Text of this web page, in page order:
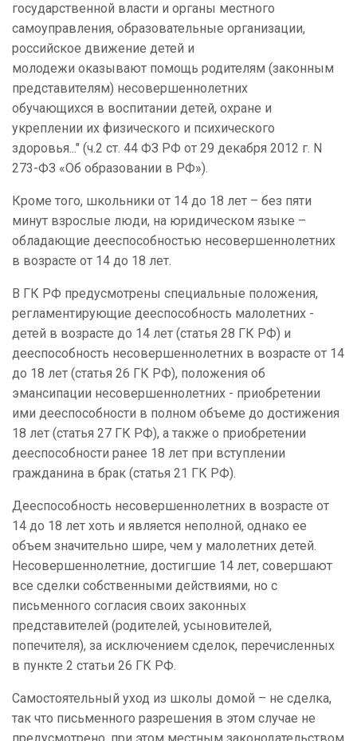
государственной власти и органы местного
самоуправления, образовательные организации,
российское движение детей и
молодежи оказывают помощь родителям (законным
представителям) несовершеннолетних
обучающихся в воспитании детей, охране и
укреплении их физического и психического
здоровья..." (ч.2 ст. 44 ФЗ РФ от 29 декабря 2012 г. N
273-ФЗ «Об образовании в РФ»).
Кроме того, школьники от 14 до 18 лет – без пяти
минут взрослые люди, на юридическом языке –
обладающие дееспособностью несовершеннолетних
в возрасте от 14 до 18 лет.
В ГК РФ предусмотрены специальные положения,
регламентирующие дееспособность малолетних -
детей в возрасте до 14 лет (статья 28 ГК РФ) и
дееспособность несовершеннолетних в возрасте от 14
до 18 лет (статья 26 ГК РФ), положения об
эмансипации несовершеннолетних - приобретении
ими дееспособности в полном объеме до достижения
18 лет (статья 27 ГК РФ), а также о приобретении
дееспособности ранее 18 лет при вступлении
гражданина в брак (статья 21 ГК РФ).
Дееспособность несовершеннолетних в возрасте от
14 до 18 лет хоть и является неполной, однако ее
объем значительно шире, чем у малолетних детей.
Несовершеннолетние, достигшие 14 лет, совершают
все сделки собственными действиями, но с
письменного согласия своих законных
представителей (родителей, усыновителей,
попечителя), за исключением сделок, перечисленных
в пункте 2 статьи 26 ГК РФ.
Самостоятельный уход из школы домой – не сделка,
так что письменного разрешения в этом случае не